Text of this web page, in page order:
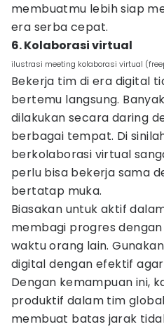
membuatmu lebih siap
era serba cepat.
6. Kolaborasi virtual
ilustrasi meeting kolaborasi virtual
Bekerja tim di era digital
bertemu langsung.
dilakukan secara daring
berbagai tempat. Di
berkolaborasi virtual
perlu bisa bekerja sama
bertatap muka.
Biasakan untuk aktif
membagi progres
waktu orang lain. Gunakan
digital dengan efektif
Dengan kemampuan ini,
produktif dalam tim
membuat batas jarak